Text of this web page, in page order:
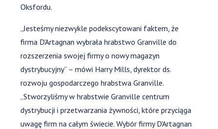
Oksfordu.
„Jesteśmy niezwykle podekscytowani faktem, że
firma D'Artagnan wybrała hrabstwo Granville do
rozszerzenia swojej firmy o nowy magazyn
dystrybucyjny” – mówi Harry Mills, dyrektor ds.
rozwoju gospodarczego hrabstwa Granville.
„Stworzyliśmy w hrabstwie Granville centrum
dystrybucji i przetwarzania żywności, które przyciąga
uwagę firm na całym świecie. Wybór firmy D'Artagnan